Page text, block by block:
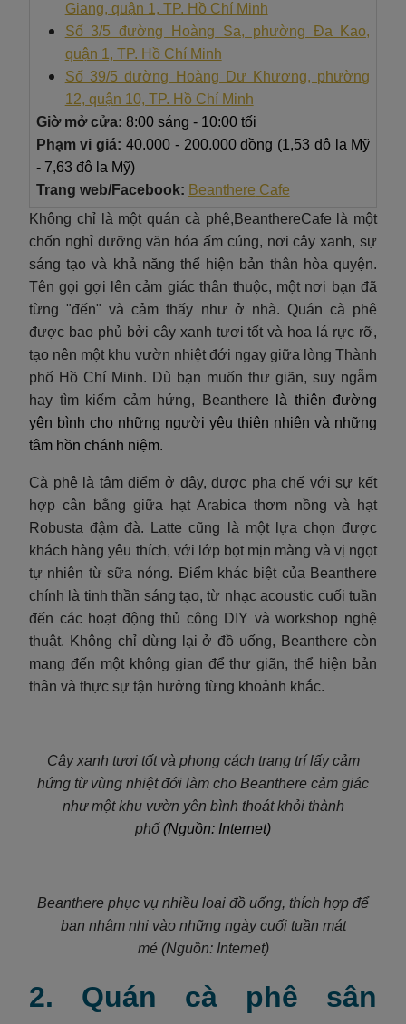
Giang, quận 1, TP. Hồ Chí Minh
Số 3/5 đường Hoàng Sa, phường Đa Kao,
quận 1, TP. Hồ Chí Minh
Số 39/5 đường Hoàng Dư Khương, phường
12, quận 10, TP. Hồ Chí Minh
Giờ mở cửa: 8:00 sáng - 10:00 tối
Phạm vi giá: 40.000 - 200.000 đồng (1,53 đô la Mỹ
- 7,63 đô la Mỹ)
Trang web/Facebook: Beanthere Cafe
Không chỉ là một quán cà phê,BeanthereCafe là một
chốn nghỉ dưỡng văn hóa ấm cúng, nơi cây xanh, sự
sáng tạo và khả năng thể hiện bản thân hòa quyện.
Tên gọi gợi lên cảm giác thân thuộc, một nơi bạn đã
từng "đến" và cảm thấy như ở nhà. Quán cà phê
được bao phủ bởi cây xanh tươi tốt và hoa lá rực rỡ,
tạo nên một khu vườn nhiệt đới ngay giữa lòng Thành
phố Hồ Chí Minh. Dù bạn muốn thư giãn, suy ngẫm
hay tìm kiếm cảm hứng, Beanthere là thiên đường
yên bình cho những người yêu thiên nhiên và những
tâm hồn chánh niệm.
Cà phê là tâm điểm ở đây, được pha chế với sự kết
hợp cân bằng giữa hạt Arabica thơm nồng và hạt
Robusta đậm đà. Latte cũng là một lựa chọn được
khách hàng yêu thích, với lớp bọt mịn màng và vị ngọt
tự nhiên từ sữa nóng. Điểm khác biệt của Beanthere
chính là tinh thần sáng tạo, từ nhạc acoustic cuối tuần
đến các hoạt động thủ công DIY và workshop nghệ
thuật. Không chỉ dừng lại ở đồ uống, Beanthere còn
mang đến một không gian để thư giãn, thể hiện bản
thân và thực sự tận hưởng từng khoảnh khắc.
Cây xanh tươi tốt và phong cách trang trí lấy cảm
hứng từ vùng nhiệt đới làm cho Beanthere cảm giác
như một khu vườn yên bình thoát khỏi thành
phố (Nguồn: Internet)
Beanthere phục vụ nhiều loại đồ uống, thích hợp để
bạn nhâm nhi vào những ngày cuối tuần mát
mẻ (Nguồn: Internet)
2. Quán cà phê sân